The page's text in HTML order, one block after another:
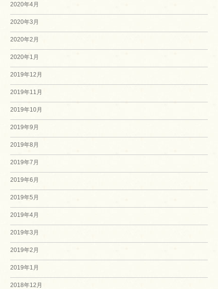
2020年4月
2020年3月
2020年2月
2020年1月
2019年12月
2019年11月
2019年10月
2019年9月
2019年8月
2019年7月
2019年6月
2019年5月
2019年4月
2019年3月
2019年2月
2019年1月
2018年12月